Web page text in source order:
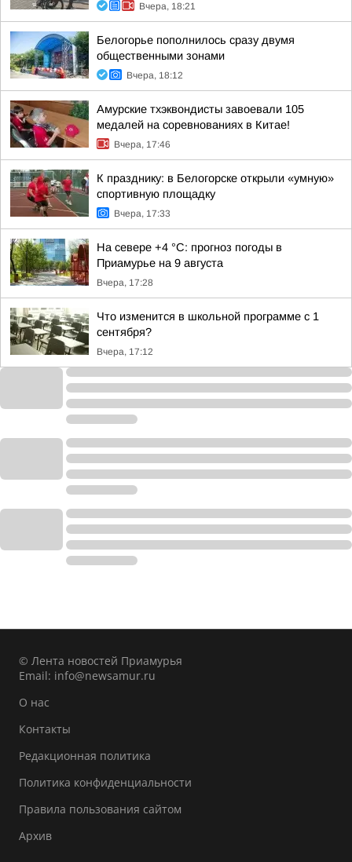
Вчера, 18:21
Белогорье пополнилось сразу двумя
общественными зонами
Вчера, 18:12
Амурские тхэквондисты завоевали 105
медалей на соревнованиях в Китае!
Вчера, 17:46
К празднику: в Белогорске открыли «умную»
спортивную площадку
Вчера, 17:33
На севере +4 °С: прогноз погоды в
Приамурье на 9 августа
Вчера, 17:28
Что изменится в школьной программе с 1
сентября?
Вчера, 17:12
© Лента новостей Приамурья
Email: info@newsamur.ru
О нас
Контакты
Редакционная политика
Политика конфиденциальности
Правила пользования сайтом
Архив